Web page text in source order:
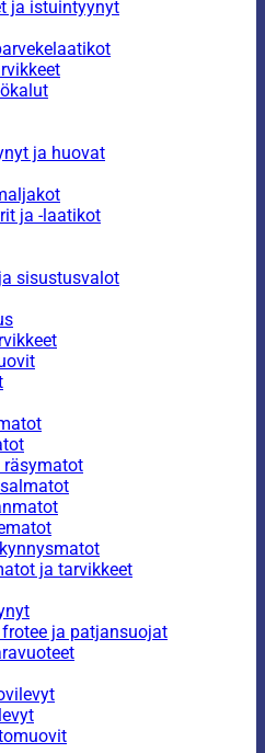
ja istuintyynyt
ja huovat
ja -laatikot
sisustusvalot
räsymatot
ja tarvikkeet
ja patjansuojat